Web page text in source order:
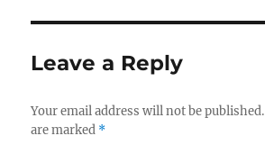
Leave a Reply
Your email address will not be published.
are marked *